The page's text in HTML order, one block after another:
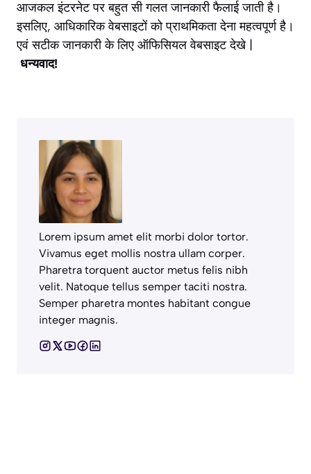
आजकल इंटरनेट पर बहुत सी गलत जानकारी फैलाई जाती है।
इसलिए, आधिकारिक वेबसाइटों को प्राथमिकता देना महत्वपूर्ण है।
एवं सटीक जानकारी के लिए ऑफिसियल वेबसाइट देखे |
धन्यवाद!
Lorem ipsum amet elit morbi dolor tortor.
Vivamus eget mollis nostra ullam corper.
Pharetra torquent auctor metus felis nibh
velit. Natoque tellus semper taciti nostra.
Semper pharetra montes habitant congue
integer magnis.